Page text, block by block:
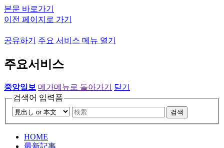
본문 바로가기
이전 페이지로 가기
공유하기 주요 서비스 메뉴 열기
주요서비스
중앙일보 메가메뉴로 돌아가기
닫기
검색어 입력폼
검색
HOME
最新記事